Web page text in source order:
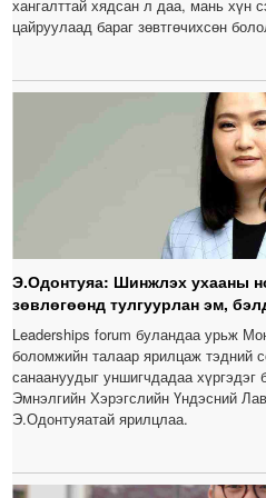
хангалттай хядсан л даа, мань хүн
цайруулаад бараг зөвтгөчихсөн
Э.Одонтуяа: Шинжлэх ухааны
зөвлөгөөнд тулгуурлан эм,
Leaderships forum буландаа урьж
боломжийн талаар ярилцаж тэдний
санаануудыг уншигчдадаа
Эмнэлгийн Хэрэгслийн Үндэсний
Э.Одонтуяатай ярилцлаа.